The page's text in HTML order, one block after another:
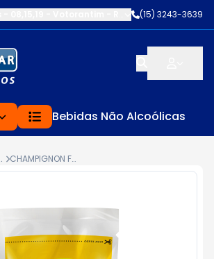
RUA SERVINA
(15) 3243-3639
Bebidas Não Alcoólicas
CHAMPIGNON FATIADO VALE FÉRTIL SACHÊ 100G